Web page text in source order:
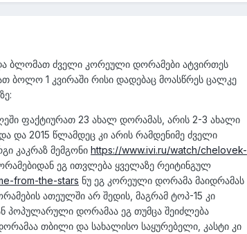
ბლომათ ძველი კორეული დორამები ატვირთეს
ბოლო 1 კვირაში რისი დადებაც მოასწრეს ცალკე
ფაქტიურათ 23 ახალ დორამას, არის 2-3 ახალი
და 2015 წლამდეც კი არის რამდენიმე ძველი
კაკრაზ მემგონი https://www.ivi.ru/watch/chelovek-
ეგ ითვლება ყველაზე რეიტინგულ
from-the-stars ნუ ეგ კორეული დორამა მაიდრამას
ათეულში არ შედის, მაგრამ ტოპ-15 კი
პოპულარული დორამაა ეგ თუმცა შეიძლება
თბილი და სახალისო საყურებელი, კასტი კი